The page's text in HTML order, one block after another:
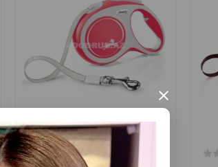
×
(0 Отзывы)